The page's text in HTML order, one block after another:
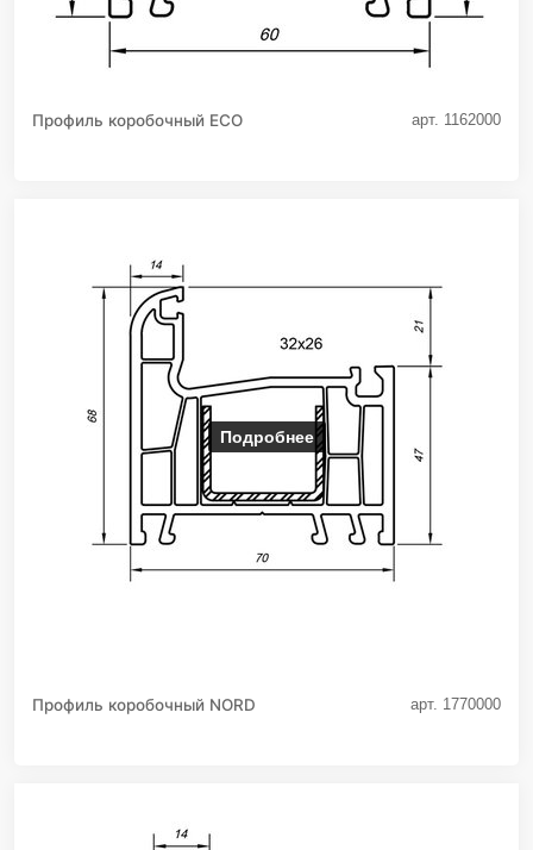
Профиль коробочный ECO арт. 1162000
Подробнее
Профиль коробочный NORD арт. 1770000